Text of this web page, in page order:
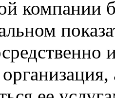
компании